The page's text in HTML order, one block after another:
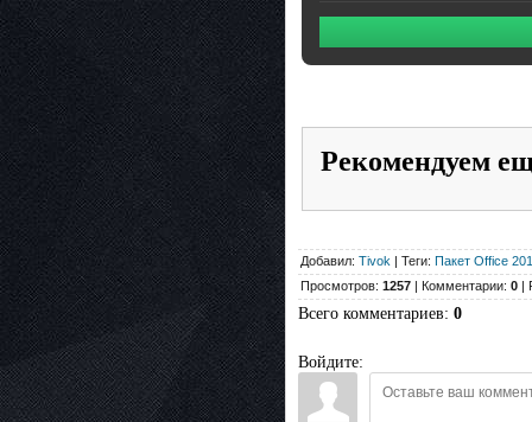
Рекомендуем
Добавил: Tivok | Теги: Пакет Office
Просмотров: 1257 | Комментарии: 0 |
Всего комментариев: 0
Войдите: